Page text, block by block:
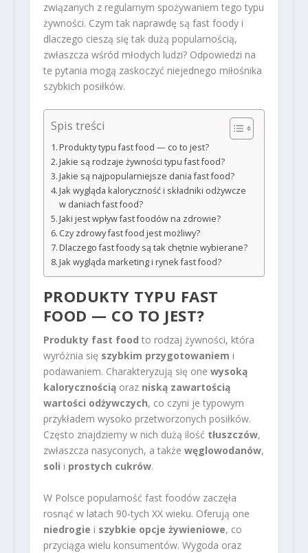
związanych z regularnym spożywaniem tego typu
żywności. Czym tak naprawdę są fast foody i
dlaczego cieszą się tak dużą popularnością,
zwłaszcza wśród młodych ludzi? Odpowiedzi na
te pytania mogą zaskoczyć niejednego miłośnika
szybkich posiłków.
Spis treści
Produkty typu fast food — co to jest?
Jakie są rodzaje żywności typu fast food?
Jakie są najpopularniejsze dania fast food?
Jak wygląda kaloryczność i składniki odżywcze
w daniach fast food?
Jaki jest wpływ fast foodów na zdrowie?
Czy zdrowy fast food jest możliwy?
Dlaczego fast foody są tak chętnie wybierane?
Jak wygląda marketing i rynek fast food?
PRODUKTY TYPU FAST
FOOD — CO TO JEST?
Produkty fast food to rodzaj żywności, która
wyróżnia się szybkim przygotowaniem i
podawaniem. Charakteryzują się one wysoką
kalorycznościąoraz niską zawartością
wartości odżywczych, co czyni je typowym
przykładem wysoko przetworzonych posiłków.
Często znajdziemy w nich dużą ilość tłuszczów,
zwłaszcza nasyconych, a także węglowodanów,
soli i prostych cukrów.
W Polsce popularność fast foodów zaczęła
rosnąć w latach 90-tych XX wieku. Oferują one
niedrogie i szybkie opcje żywieniowe, co
przyciąga wielu konsumentów. Wygoda oraz